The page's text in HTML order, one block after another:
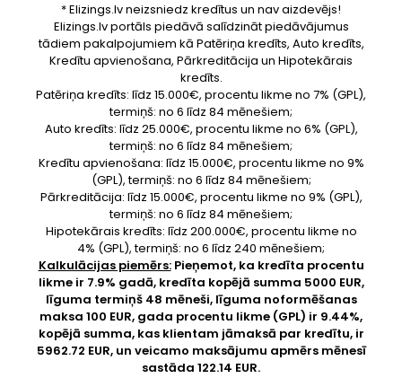
* Elizings.lv neizsniedz kredītus un nav aizdevējs!
Elizings.lv portāls piedāvā salīdzināt piedāvājumus
tādiem pakalpojumiem kā Patēriņa kredīts, Auto kredīts,
Kredītu apvienošana, Pārkreditācija un Hipotekārais
kredīts.
Patēriņa kredīts: līdz 15.000€, procentu likme no 7% (GPL),
termiņš: no 6 līdz 84 mēnešiem;
Auto kredīts: līdz 25.000€, procentu likme no 6% (GPL),
termiņš: no 6 līdz 84 mēnešiem;
Kredītu apvienošana: līdz 15.000€, procentu likme no 9%
(GPL), termiņš: no 6 līdz 84 mēnešiem;
Pārkreditācija: līdz 15.000€, procentu likme no 9% (GPL),
termiņš: no 6 līdz 84 mēnešiem;
Hipotekārais kredīts: līdz 200.000€, procentu likme no
4% (GPL), termiņš: no 6 līdz 240 mēnešiem;
Kalkulācijas piemērs:Pieņemot, ka kredīta procentu
likme ir 7.9% gadā, kredīta kopējā summa 5000 EUR,
līguma termiņš 48 mēneši, līguma noformēšanas
maksa 100 EUR, gada procentu likme (GPL) ir 9.44%,
kopējā summa, kas klientam jāmaksā par kredītu, ir
5962.72 EUR, un veicamo maksājumu apmērs mēnesī
sastāda 122.14 EUR.